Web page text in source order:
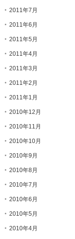
2011年7月
2011年6月
2011年5月
2011年4月
2011年3月
2011年2月
2011年1月
2010年12月
2010年11月
2010年10月
2010年9月
2010年8月
2010年7月
2010年6月
2010年5月
2010年4月